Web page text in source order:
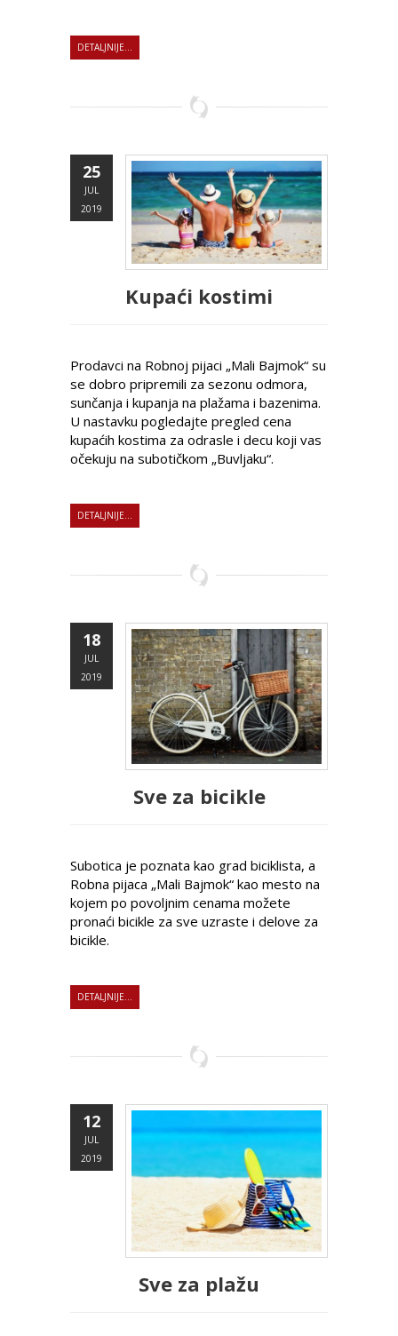
DETALJNIJE...
25
JUL
2019
Kupaći kostimi
Prodavci na Robnoj pijaci „Mali Bajmok“ su
se dobro pripremili za sezonu odmora,
sunčanja i kupanja na plažama i bazenima.
U nastavku pogledajte pregled cena
kupaćih kostima za odrasle i decu koji vas
očekuju na subotičkom „Buvljaku“.
DETALJNIJE...
18
JUL
2019
Sve za bicikle
Subotica je poznata kao grad biciklista, a
Robna pijaca „Mali Bajmok“ kao mesto na
kojem po povoljnim cenama možete
pronaći bicikle za sve uzraste i delove za
bicikle.
DETALJNIJE...
12
JUL
2019
Sve za plažu